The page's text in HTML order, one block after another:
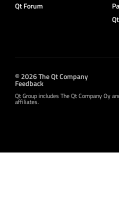
Qt Forum
© 2026 The Qt Company
Feedback
Qt Group includes The Qt Company Oy
affiliates.